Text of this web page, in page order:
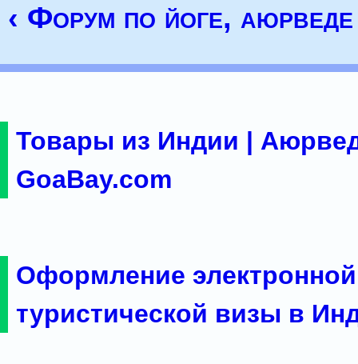
‹ Форум по йоге,
Товары из Индии |
GoaBay.com
Оформление электронной
туристической визы в